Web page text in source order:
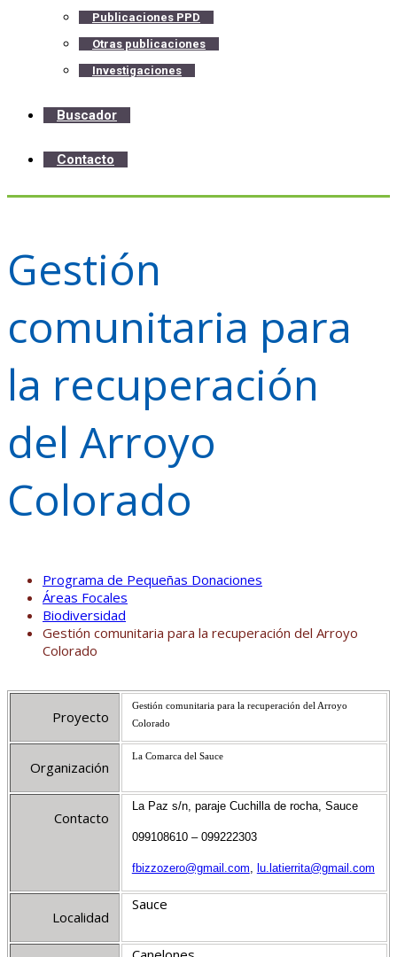
Publicaciones PPD
Otras publicaciones
Investigaciones
Buscador
Contacto
Gestión
comunitaria para
la recuperación
del Arroyo
Colorado
Programa de Pequeñas Donaciones
Áreas Focales
Biodiversidad
Gestión comunitaria para la recuperación del Arroyo
Colorado
Proyecto
Gestión comunitaria para la recuperación del Arroyo
Colorado
Organización
La Comarcadel Sauce
Contacto
La Paz s/n, paraje Cuchilla de rocha, Sauce
099108610 – 099222303
fbizzozero@gmail.com, lu.latierrita@gmail.com
Localidad
Sauce